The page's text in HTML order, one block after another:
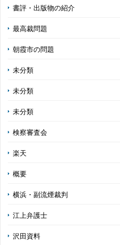
書評・出版物の紹介
最高裁問題
朝霞市の問題
未分類
未分類
未分類
検察審査会
楽天
概要
横浜・副流煙裁判
江上弁護士
沢田資料